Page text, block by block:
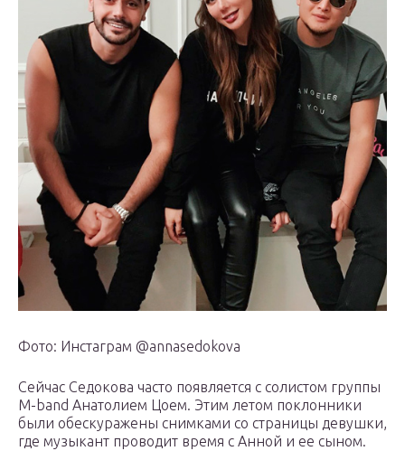
Фото: Инстаграм @annasedokova
Сейчас Седокова часто появляется с солистом группы
M-band Анатолием Цоем. Этим летом поклонники
были обескуражены снимками со страницы девушки,
где музыкант проводит время с Анной и ее сыном.